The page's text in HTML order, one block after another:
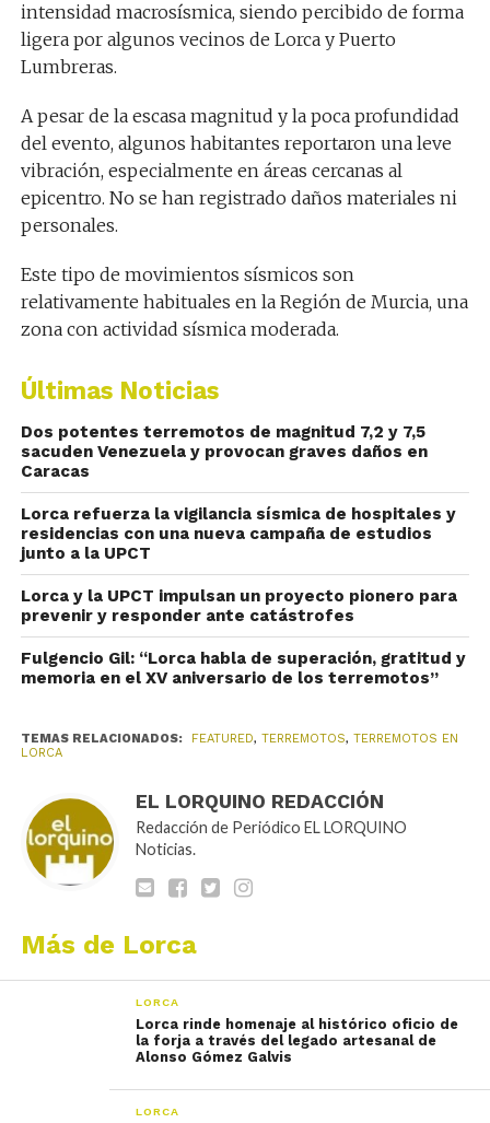
intensidad macrosísmica, siendo percibido de forma
ligera por algunos vecinos de Lorca y Puerto
Lumbreras.
A pesar de la escasa magnitud y la poca profundidad
del evento, algunos habitantes reportaron una leve
vibración, especialmente en áreas cercanas al
epicentro. No se han registrado daños materiales ni
personales.
Este tipo de movimientos sísmicos son
relativamente habituales en la Región de Murcia, una
zona con actividad sísmica moderada.
Últimas Noticias
Dos potentes terremotos de magnitud 7,2 y 7,5
sacuden Venezuela y provocan graves daños en
Caracas
Lorca refuerza la vigilancia sísmica de hospitales y
residencias con una nueva campaña de estudios
junto a la UPCT
Lorca y la UPCT impulsan un proyecto pionero para
prevenir y responder ante catástrofes
Fulgencio Gil: “Lorca habla de superación, gratitud y
memoria en el XV aniversario de los terremotos”
TEMAS RELACIONADOS: FEATURED, TERREMOTOS, TERREMOTOS EN
LORCA
EL LORQUINO REDACCIÓN
Redacción de Periódico EL LORQUINO
Noticias.
Más de Lorca
LORCA
Lorca rinde homenaje al histórico oficio de
la forja a través del legado artesanal de
Alonso Gómez Galvis
LORCA